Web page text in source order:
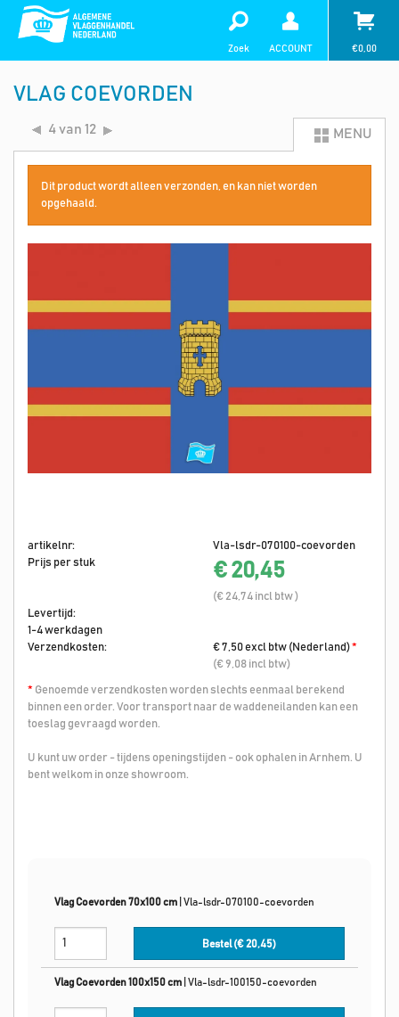
Zoek ACCOUNT €0,00
VLAG COEVORDEN
4 van 12 MENU
Dit product wordt alleen verzonden, en kan niet worden
opgehaald.
artikelnr:
Vla-lsdr-070100-coevorden
Prijs per stuk
€ 20,45
(€ 24,74 incl btw )
Levertijd:
1-4 werkdagen
Verzendkosten:
€ 7,50 excl btw (Nederland)*
(€ 9,08 incl btw)
* Genoemde verzendkosten worden slechts eenmaal berekend
binnen een order. Voor transport naar de waddeneilanden kan een
toeslag gevraagd worden.
U kunt uw order - tijdens openingstijden - ook ophalen in Arnhem. U
bent welkom in onze showroom.
Vlag Coevorden 70x100 cm Vla-lsdr-070100-coevorden
Bestel (€20,45)
Vlag Coevorden 100x150 cm Vla-lsdr-100150-coevorden